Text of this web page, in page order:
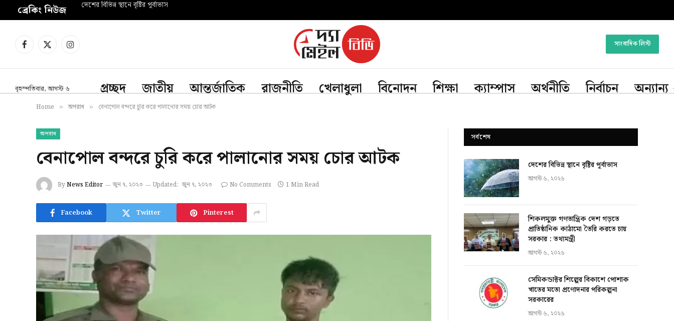
ব্রেকিং নিউজ দেশের বিভিন্ন স্থানে বৃষ্টির পূর্বাভাস
Facebook
X
Instagram সাংবাদিক লিস্ট
বৃহস্পতিবার, আগস্ট ৬ প্রচ্ছদ জাতীয় আন্তর্জাতিক রাজনীতি খেলাধুলা বিনোদন শিক্ষা ক্যাম্পাস অর্থনীতি নির্বাচন অন্যান্য
Home » অপরাধ » বেনাপোল বন্দরে চুরি করে পালানোর সময় চোর আটক
অপরাধ
বেনাপোল বন্দরে চুরি করে পালানোর সময় চোর আটক
ByNews Editor জুন ৭, ২০২৩ Updated: জুন ৭, ২০২৩ No Comments 1 Min Read
Facebook Twitter Pinterest
সর্বশেষ
দেশের বিভিন্ন স্থানে বৃষ্টির পূর্বাভাস
আগস্ট ৬, ২০২৬
শিকলমুক্ত গণতান্ত্রিক দেশ গড়তে
প্রাতিষ্ঠানিক কাঠামো তৈরি করতে চায়
সরকার : তথ্যমন্ত্রী
আগস্ট ৬, ২০২৬
সেমিকন্ডাক্টর শিল্পের বিকাশে পোশাক
খাতের মতো প্রণোদনার পরিকল্পনা
সরকারের
আগস্ট ৬, ২০২৬